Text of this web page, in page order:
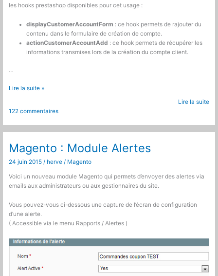
les hooks prestashop disponibles pour cet usage :
displayCustomerAccountForm : ce hook permets de rajouter du
contenu dans le formulaire de création de compte.
actionCustomerAccountAdd : ce hook permets de récupérer les
informations transmises lors de la création du compte client.
…
Prestashop
champs
à
l’inscription
Lire la suite »
Lire la suite
122 commentaires
Magento : Module Alertes
24 juin 2015 / herve / Magento
Voici un nouveau module Magento qui permets d’envoyer des alertes via
emails aux administrateurs ou aux gestionnaires du site.
Vous pouvez-vous ci-dessous une capture de l’écran de configuration
d’une alerte.
( Accessible via le menu Rapports / Alertes )